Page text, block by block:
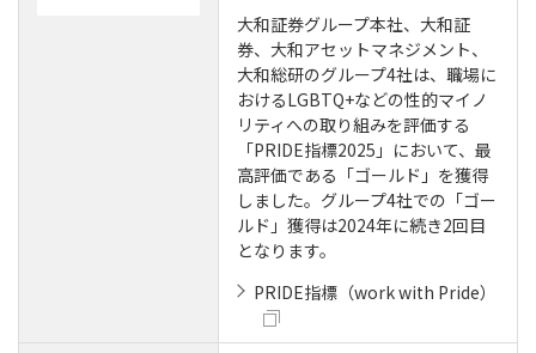
大和証券グループ本社、大和証
券、大和アセットマネジメント、
大和総研のグループ4社は、職場に
おけるLGBTQ+などの性的マイノ
リティへの取り組みを評価する
「PRIDE指標2025」において、最
高評価である「ゴールド」を獲得
しました。グループ4社での「ゴー
ルド」獲得は2024年に続き2回目
となります。
PRIDE指標（work with Pride）